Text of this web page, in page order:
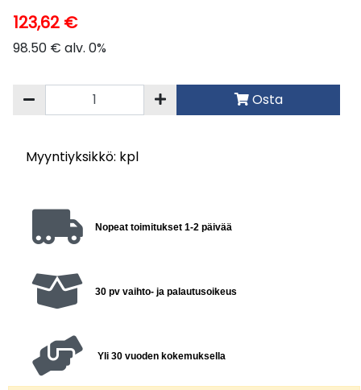
123,62 €
98.50 € alv. 0%
Osta
Myyntiyksikkö: kpl
Nopeat toimitukset 1-2 päivää
30 pv vaihto- ja palautusoikeus
Yli 30 vuoden kokemuksella